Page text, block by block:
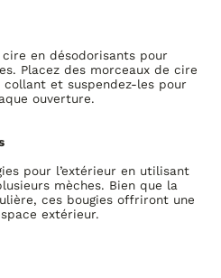
en désodorisants pour
Placez des morceaux de cire
collant et suspendez-les pour
ouverture.
pour l’extérieur en utilisant
mèches. Bien que la
ces bougies offriront une
extérieur.